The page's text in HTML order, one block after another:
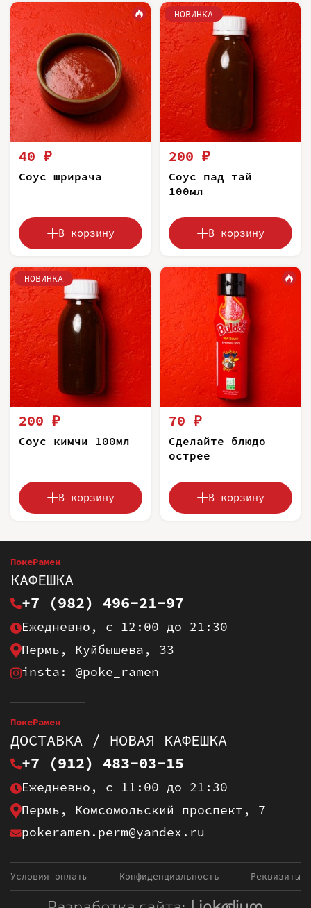
40 ₽
Соус шрирача
В корзину
НОВИНКА
200 ₽
Соус пад тай
100мл
В корзину
НОВИНКА
200 ₽
Соус кимчи 100мл
В корзину
70 ₽
Сделайте блюдо
острее
В корзину
ПокеРамен
КАФЕШКА
+7 (982) 496-21-97
Ежедневно, с 12:00 до 21:30
Пермь, Куйбышева, 33
insta: @poke_ramen
ПокеРамен
ДОСТАВКА / НОВАЯ КАФЕШКА
+7 (912) 483-03-15
Ежедневно, с 11:00 до 21:30
Пермь, Комсомольский проспект, 7
pokeramen.perm@yandex.ru
Условия оплаты Конфиденциальность Реквизиты